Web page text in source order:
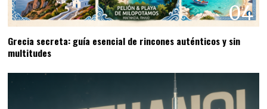
04
Grecia secreta: guía esencial de rincones auténticos y sin
multitudes